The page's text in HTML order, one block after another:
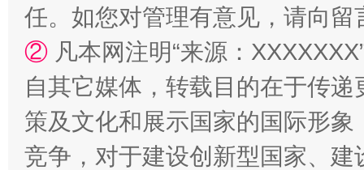
扯下公款旅游的“隐身衣” 如何以
任。如您对管理有意见，请向
② 凡本网注明“来源：
自其它媒体，转载目的在于传
策及文化和展示国家的国际形
竞争，对于建设创新型国家、